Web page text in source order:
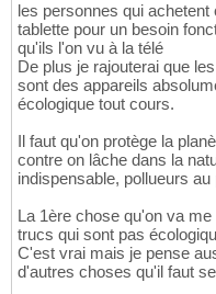
les personnes qui
tablette pour un besoin
qu'ils l'on vu à la télé
De plus je rajouterai que
sont des appareils
écologique tout cours.
Il faut qu'on protège la
contre on lâche dans la
indispensable, pollueurs au
La 1ère chose qu'on va
trucs qui sont pas
C'est vrai mais je pense
d'autres choses qu'il faut